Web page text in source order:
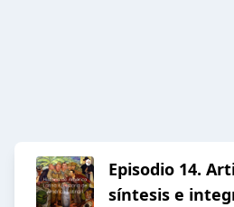
Episodio 14.
síntesis e